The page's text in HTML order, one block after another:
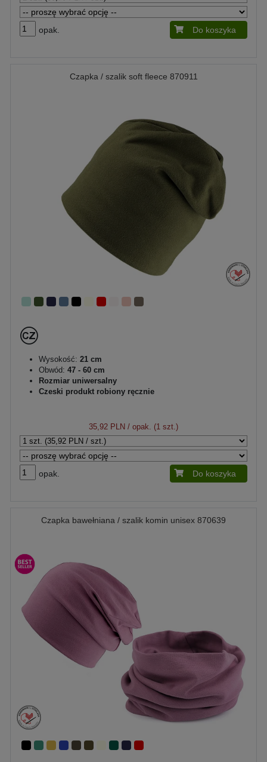
opak. Do koszyka
Czapka / szalik soft fleece 870911
Wysokość: 21 cm
Obwód: 47 - 60 cm
Rozmiar uniwersalny
Czeski produkt robiony ręcznie
35,92 PLN / opak. (1 szt.)
opak. Do koszyka
Czapka bawełniana / szalik komin unisex 870639